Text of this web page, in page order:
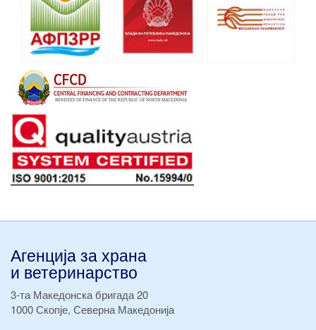
Агенција за храна
и ветеринарство
3-та Македонска бригада 20
1000 Скопје, Северна Македонија